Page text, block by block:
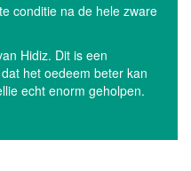
conditie na de hele zware
Hidiz. Dit is een
het oedeem beter kan
echt enorm geholpen.